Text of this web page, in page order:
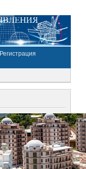
Регистрация